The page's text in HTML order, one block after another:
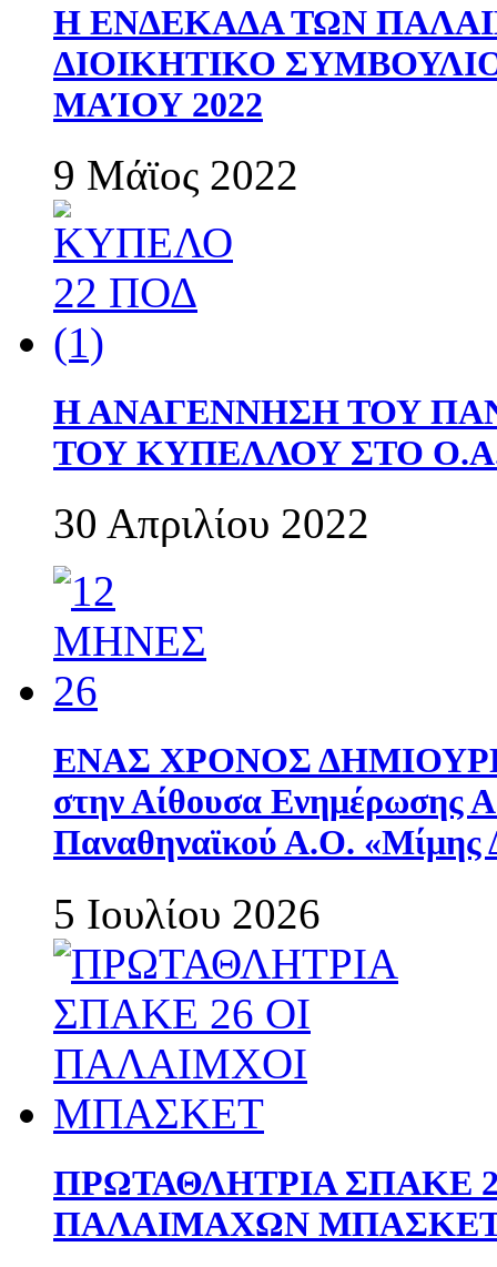
Η ΕΝΔΕΚΑΔΑ ΤΩΝ
ΔΙΟΙΚΗΤΙΚΟ
ΜΑΊΟΥ 2022
9 Μάϊος 2022
Η ΑΝΑΓΕΝΝΗΣΗ ΤΟΥ
ΤΟΥ ΚΥΠΕΛΛΟΥ ΣΤΟ
30 Απριλίου 2022
ΕΝΑΣ ΧΡΟΝΟΣ
στην Αίθουσα Ενημέρωσης
Παναθηναϊκού Α.Ο. «Μίμης
5 Ιουλίου 2026
ΠΡΩΤΑΘΛΗΤΡΙΑ ΣΠΑΚΕ
ΠΑΛΑΙΜΑΧΩΝ